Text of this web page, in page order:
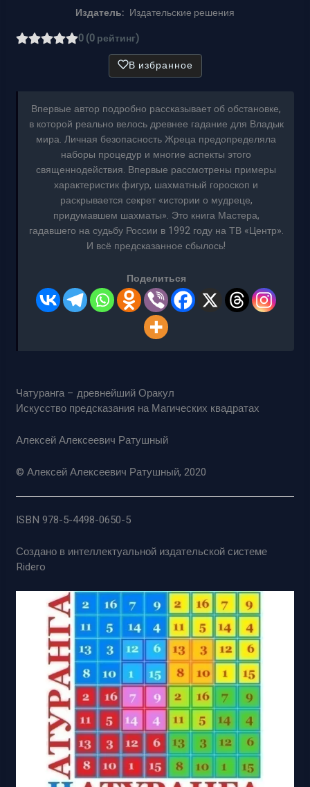
Издатель: Издательские решения
0 (0 рейтинг)
В избранное
Впервые автор подробно рассказывает об обстановке,
в которой реально велось древнее гадание для Владык
мира. Личная безопасность Жреца предопределяла
наборы процедур и многие аспекты этого
священнодействия. Впервые рассмотрены примеры
характеристик фигур, шахматный гороскоп и
раскрывается секрет «истории о мудреце,
придумавшем шахматы». Это книга Мастера,
гадавшего на судьбу России в 1992 году на ТВ «Центр».
И всё предсказанное сбылось!
Поделиться
Чатуранга – древнейший Оракул
Искусство предсказания на Магических квадратах
Алексей Алексеевич Ратушный
© Алексей Алексеевич Ратушный, 2020
ISBN 978-5-4498-0650-5
Создано в интеллектуальной издательской системе
Ridero